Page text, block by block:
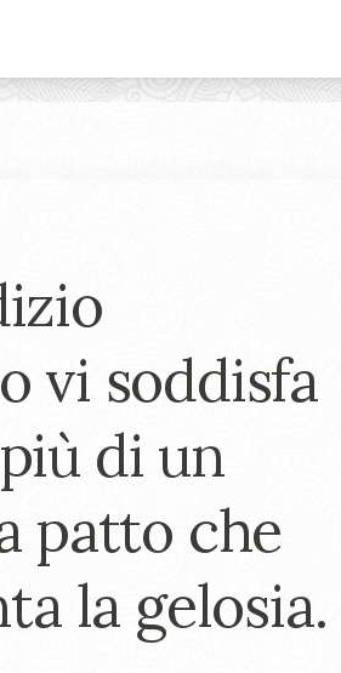
vi soddisfa
di un
patto che
la gelosia.